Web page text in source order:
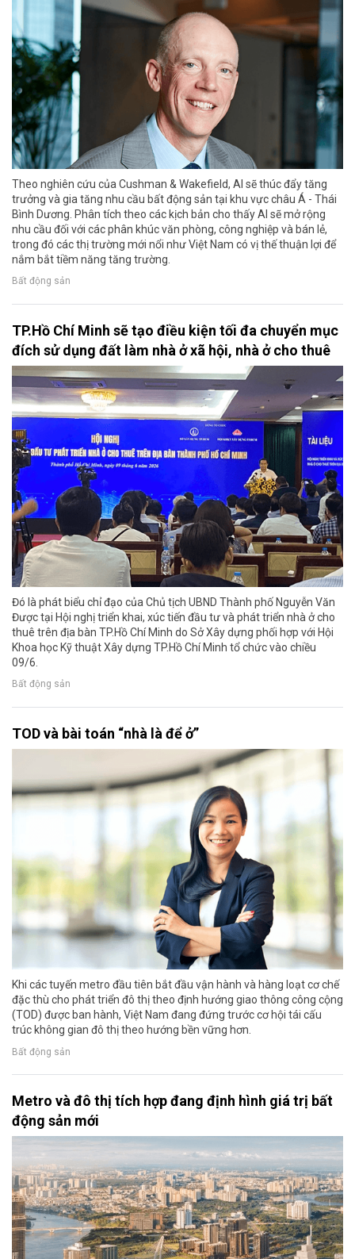
Theo nghiên cứu của Cushman & Wakefield, AI sẽ thúc đẩy tăng
trưởng và gia tăng nhu cầu bất động sản tại khu vực châu Á - Thái
Bình Dương. Phân tích theo các kịch bản cho thấy AI sẽ mở rộng
nhu cầu đối với các phân khúc văn phòng, công nghiệp và bán lẻ,
trong đó các thị trường mới nổi như Việt Nam có vị thế thuận lợi để
nắm bắt tiềm năng tăng trường.
Bất động sản
TP.Hồ Chí Minh sẽ tạo điều kiện tối đa chuyển mục
đích sử dụng đất làm nhà ở xã hội, nhà ở cho thuê
Đó là phát biểu chỉ đạo của Chủ tịch UBND Thành phố Nguyễn Văn
Được tại Hội nghị triển khai, xúc tiến đầu tư và phát triển nhà ở cho
thuê trên địa bàn TP.Hồ Chí Minh do Sở Xây dựng phối hợp với Hội
Khoa học Kỹ thuật Xây dựng TP.Hồ Chí Minh tổ chức vào chiều
09/6.
Bất động sản
TOD và bài toán “nhà là để ở”
Khi các tuyến metro đầu tiên bắt đầu vận hành và hàng loạt cơ chế
đặc thù cho phát triển đô thị theo định hướng giao thông công cộng
(TOD) được ban hành, Việt Nam đang đứng trước cơ hội tái cấu
trúc không gian đô thị theo hướng bền vững hơn.
Bất động sản
Metro và đô thị tích hợp đang định hình giá trị bất
động sản mới